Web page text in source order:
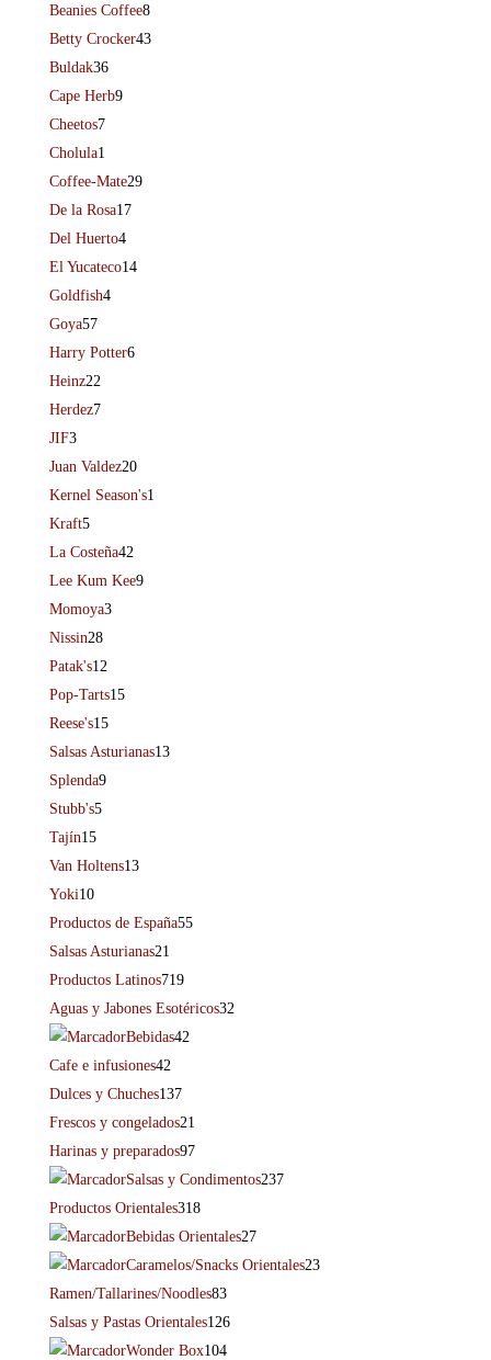
Beanies Coffee8
Betty Crocker43
Buldak36
Cape Herb9
Cheetos7
Cholula1
Coffee-Mate29
De la Rosa17
Del Huerto4
El Yucateco14
Goldfish4
Goya57
Harry Potter6
Heinz22
Herdez7
JIF3
Juan Valdez20
Kernel Season's1
Kraft5
La Costeña42
Lee Kum Kee9
Momoya3
Nissin28
Patak's12
Pop-Tarts15
Reese's15
Salsas Asturianas13
Splenda9
Stubb's5
Tajín15
Van Holtens13
Yoki10
Productos de España55
Salsas Asturianas21
Productos Latinos719
Aguas y Jabones Esotéricos32
Bebidas42
Cafe e infusiones42
Dulces y Chuches137
Frescos y congelados21
Harinas y preparados97
Salsas y Condimentos237
Productos Orientales318
Bebidas Orientales27
Caramelos/Snacks Orientales23
Ramen/Tallarines/Noodles83
Salsas y Pastas Orientales126
Wonder Box104